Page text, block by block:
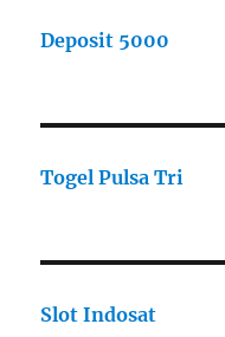
Deposit 5000
Togel Pulsa Tri
Slot Indosat